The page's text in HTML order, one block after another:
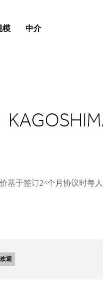
模 中介
基于签订24个月协议时每
迎